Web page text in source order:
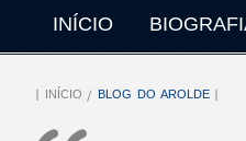
INÍCIO
INÍCIO BLOG DO AROLDE